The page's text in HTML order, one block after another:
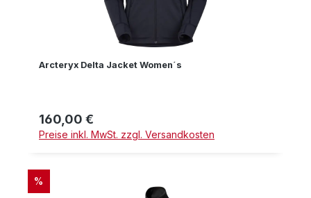
Arcteryx Delta Jacket Women´s
Regulärer Preis:
160,00 €
Preise inkl. MwSt. zzgl. Versandkosten
RABATT
%